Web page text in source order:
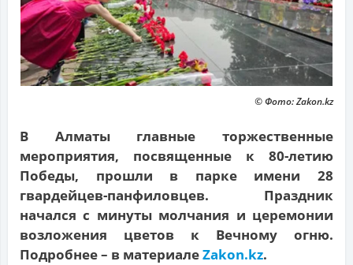
© Фото: Zakon.kz
В Алматы главные торжественные
мероприятия, посвященные к 80-летию
Победы, прошли в парке имени 28
гвардейцев-панфиловцев. Праздник
начался с минуты молчания и церемонии
возложения цветов к Вечному огню.
Подробнее – в материалеZakon.kz.